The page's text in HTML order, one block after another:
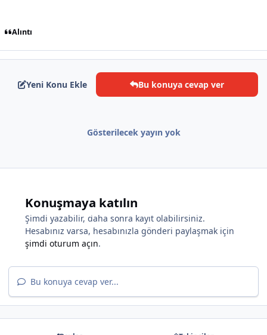
Alıntı
Yeni Konu Ekle Bu konuya cevap ver
Gösterilecek yayın yok
Konuşmaya katılın
Şimdi yazabilir, daha sonra kayıt olabilirsiniz.
Hesabınız varsa, hesabınızla gönderi paylaşmak için
şimdi oturum açın.
Bu konuya cevap ver...
*